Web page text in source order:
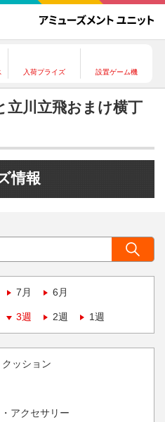
入荷プライズ 設置ゲーム機
川立飛おまけ横丁
情報
7月 6月
3週 2週 1週
ッション
アクセサリー